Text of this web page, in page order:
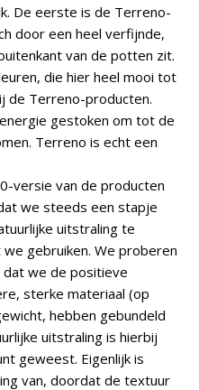
De eerste is de Terreno-
door een heel verfijnde,
van de potten zit.
die hier heel mooi tot
de Terreno-producten.
gestoken om tot de
Terreno is echt een
versie van de producten
we steeds een stapje
uitstraling te
gebruiken. We proberen
we de positieve
sterke materiaal (op
hebben gebundeld
uitstraling is hierbij
geweest. Eigenlijk is
van, doordat de textuur